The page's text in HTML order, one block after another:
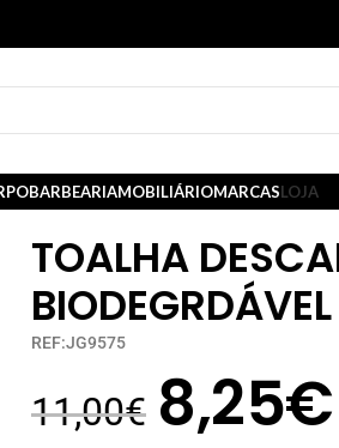
BARBEARIAMOBILIÁRIOMARCASLOJA
TOALHA
REF:JG9575
11,00€ 8,25€